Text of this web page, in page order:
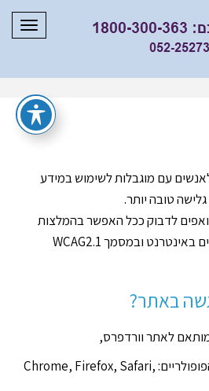
עם מוגבלות לשימוש במידע
טובה יותר.
לדבוק ככל האפשר בהמלצות
התקן הישראלי לנגישות תכנים באינטרנט ובמסמך WCAG2.1
באתר?
לאתר וורדפרס,
התוכנה פועלת בדפדפנים הפופולריים: Chrome, Firefox, Safari,